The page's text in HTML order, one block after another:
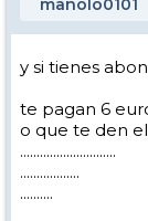
y si tienes
te pagan 6
o que te den
.............................
..................
..........